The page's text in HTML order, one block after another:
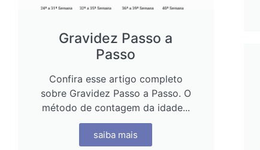
Gravidez Passo a
Passo
Confira esse artigo completo
sobre Gravidez Passo a Passo. O
método de contagem da idade...
saiba mais